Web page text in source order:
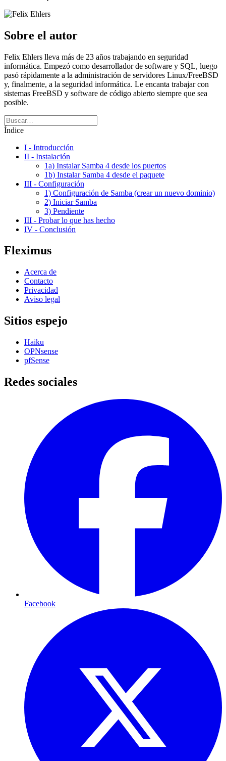
Sobre el autor
Felix Ehlers lleva más de 23 años trabajando en seguridad
informática. Empezó como desarrollador de software y SQL, luego
pasó rápidamente a la administración de servidores Linux/FreeBSD
y, finalmente, a la seguridad informática. Le encanta trabajar con
sistemas FreeBSD y software de código abierto siempre que sea
posible.
Índice
I - Introducción
II - Instalación
1a) Instalar Samba 4 desde los puertos
1b) Instalar Samba 4 desde el paquete
III - Configuración
1) Configuración de Samba (crear un nuevo dominio)
2) Iniciar Samba
3) Pendiente
III - Probar lo que has hecho
IV - Conclusión
Fleximus
Acerca de
Contacto
Privacidad
Aviso legal
Sitios espejo
Haiku
OPNsense
pfSense
Redes sociales
Facebook